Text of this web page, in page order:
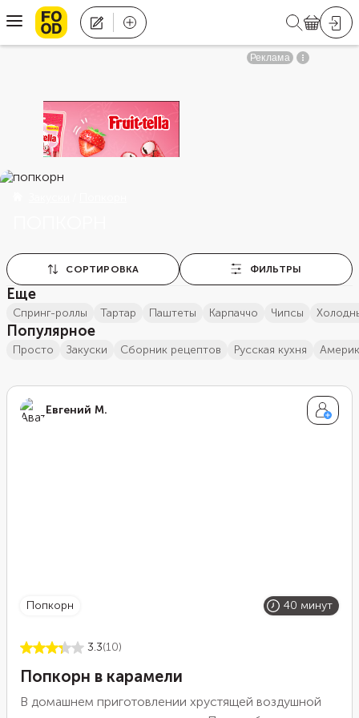
СОРТИРОВКА ФИЛЬТРЫ
Еще
Спринг-роллы тартар паштеты карпаччо чипсы
Популярное
просто закуски сборник рецептов русская кухня
Евгений М.
попкорн 40 минут
3.3(10)
Попкорн в карамели
В домашнем приготовлении хрустящей воздушной